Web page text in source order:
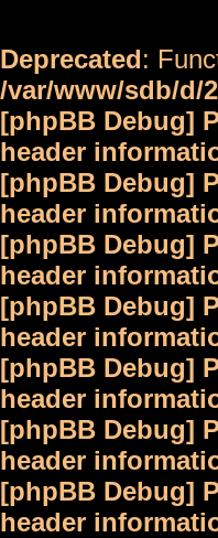
Deprecated:
/var/www/sdb/d/
[phpBB Debug]
header
[phpBB Debug]
header
[phpBB Debug]
header
[phpBB Debug]
header
[phpBB Debug]
header
[phpBB Debug]
header
[phpBB Debug]
header